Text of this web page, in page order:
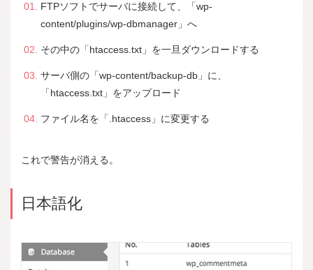
FTPソフトでサーバに接続して、「wp-
content/plugins/wp-dbmanager」へ
その中の「htaccess.txt」を一旦ダウンロードする
サーバ側の「wp-content/backup-db」に、
「htaccess.txt」をアップロード
ファイル名を「.htaccess」に変更する
これで警告が消える。
日本語化